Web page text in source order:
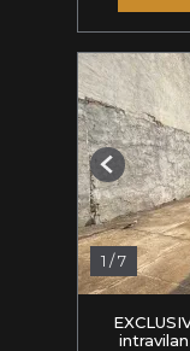
1 /7
Previous